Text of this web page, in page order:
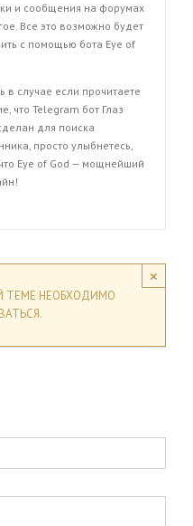
и сообщения на форумах
Все это возможно будет
с помощью бота Eye of
в случае если прочитаете
что Telegram бот Глаз
для поиска
просто улыбнетесь,
Eye of God — мощнейший
×
ТЕМЕ НЕОБХОДИМО